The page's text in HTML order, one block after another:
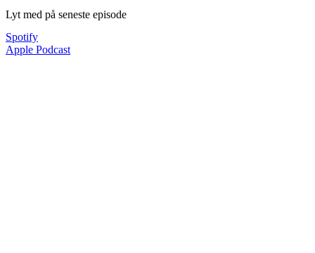
Lyt med på seneste episode
Spotify
Apple Podcast